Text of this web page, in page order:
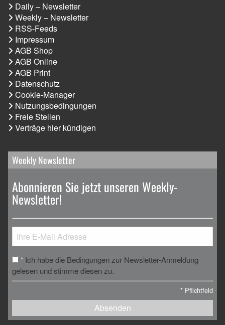
Daily – Newsletter
Weekly – Newsletter
RSS-Feeds
Impressum
AGB Shop
AGB Online
AGB Print
Datenschutz
Cookie-Manager
Nutzungsbedingungen
Freie Stellen
Verträge hier kündigen
Weekly Newsletter
Abonnieren Sie jetzt unseren Weekly-
Newsletter!
* Ich habe die Bedingungen zur Newsletter-Anmeldung
gelesen und stimme diesen zu.
* Pflichtfeld
Absenden